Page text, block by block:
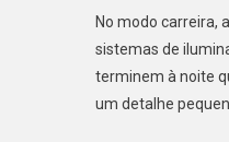
No modo carreira,
sistemas de
terminem à noite
um detalhe